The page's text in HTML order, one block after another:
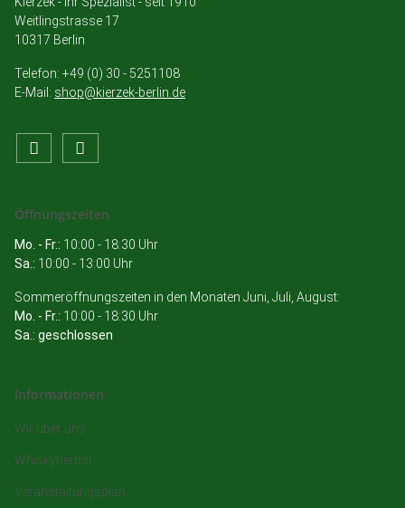
Weitlingstrasse 17
10317 Berlin
Telefon: +49 (0) 30 - 5251108
E-Mail: shop@kierzek-berlin.de
Öffnungszeiten
Mo. - Fr.: 10:00 - 18:30 Uhr
Sa.: 10:00 - 13:00 Uhr
Sommeröffnungszeiten in den Monaten Juni, Juli, August:
Mo. - Fr.: 10:00 - 18:30 Uhr
Sa.: geschlossen
Informationen
Wir über uns
Whiskyherbst
Veranstaltungsplan